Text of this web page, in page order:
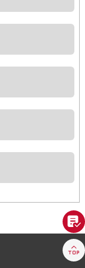

